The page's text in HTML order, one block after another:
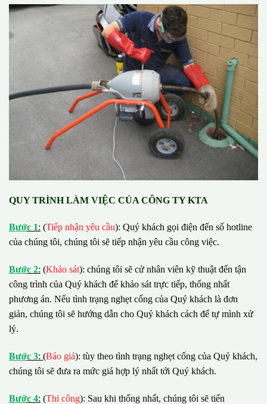
QUY TRÌNH LÀM VIỆC CỦA CÔNG TY KTA
Bước 1: (Tiếp nhận yêu cầu): Quý khách gọi điện đến số hotline
của chúng tôi, chúng tôi sẽ tiếp nhận yêu cầu công việc.
Bước 2: (Khảo sát): chúng tôi sẽ cử nhân viên kỹ thuật đến tận
công trình của Quý khách để khảo sát trực tiếp, thống nhất
phương án. Nếu tình trạng nghẹt cống của Quý khách là đơn
giản, chúng tôi sẽ hướng dẫn cho Quý khách cách để tự mình xử
lý.
Bước 3: (Báo giá): tùy theo tình trạng nghẹt cống của Quý khách,
chúng tôi sẽ đưa ra mức giá hợp lý nhất tới Quý khách.
Bước 4: (Thi công): Sau khi thống nhất, chúng tôi sẽ tiến